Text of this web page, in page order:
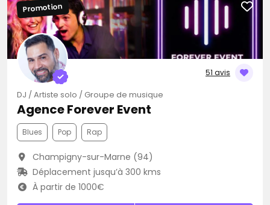
51 avis
Promotion
DJ / Artiste solo / Groupe de musique
Agence Forever Event
Blues Pop Rap
Champigny-sur-Marne (94)
Déplacement jusqu’à 300 kms
À partir de 1000€